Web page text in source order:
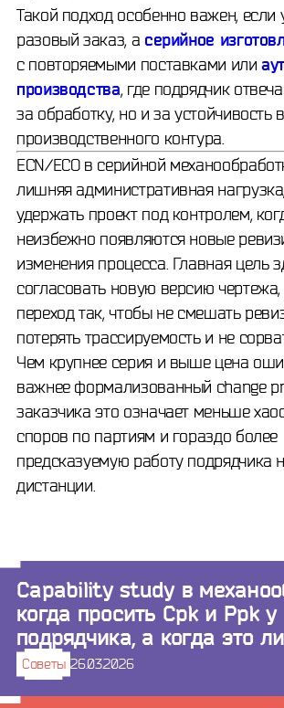
Такой подход особенно важен, если
разовый заказ, а серийное
с повторяемыми поставками или
производства, где подрядчик
за обработку, но и за устойчивость
производственного контура.
ECN/ECO в серийной
лишняя административная
удержать проект под контролем,
неизбежно появляются новые
изменения процесса. Главная цель
согласовать новую версию
переход так, чтобы не смешать
потерять трассируемость и не
Чем крупнее серия и выше цена
важнее формализованный change
заказчика это означает меньше
споров по партиям и гораздо более
предсказуемую работу подрядчика
дистанции.
Capability study в
когда просить Cpk и Ppk у
подрядчика, а когда это
Советы 26.03.2026